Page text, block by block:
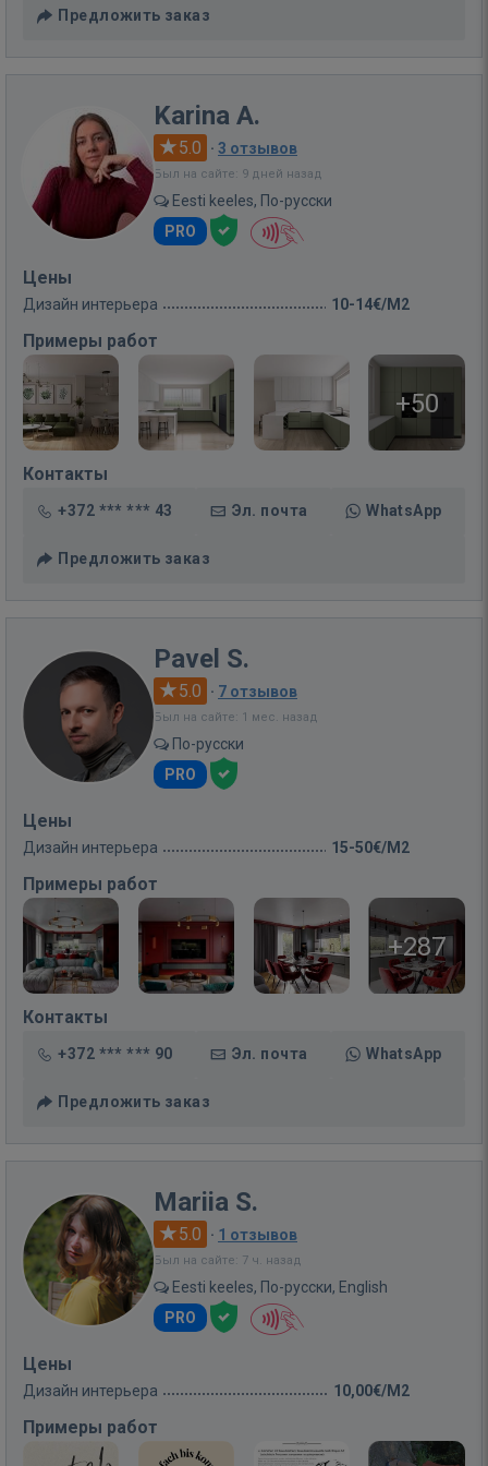
Предложить заказ
Karina A.
5.0 · 3 отзывов
Был на сайте: 9 дней назад
Eesti keeles, По-русски
PRO
Цены
Дизайн интерьера 10-14€/M2
Примеры работ
+50
Контакты
+372 *** *** 43 Эл. почта WhatsApp
Предложить заказ
Pavel S.
5.0 · 7 отзывов
Был на сайте: 1 мес. назад
По-русски
PRO
Цены
Дизайн интерьера 15-50€/M2
Примеры работ
+287
Контакты
+372 *** *** 90 Эл. почта WhatsApp
Предложить заказ
Mariia S.
5.0 · 1 отзывов
Был на сайте: 7 ч. назад
Eesti keeles, По-русски, English
PRO
Цены
Дизайн интерьера 10,00€/M2
Примеры работ